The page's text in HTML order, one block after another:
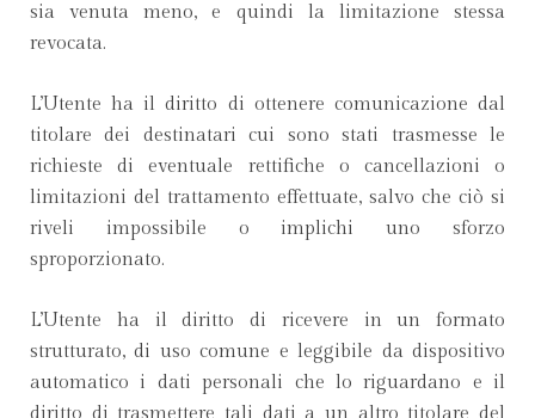
sia venuta meno, e quindi la limitazione stessa
revocata.
L’Utente ha il diritto di ottenere comunicazione dal
titolare dei destinatari cui sono stati trasmesse le
richieste di eventuale rettifiche o cancellazioni o
limitazioni del trattamento effettuate, salvo che ciò si
riveli impossibile o implichi uno sforzo
sproporzionato.
L’Utente ha il diritto di ricevere in un formato
strutturato, di uso comune e leggibile da dispositivo
automatico i dati personali che lo riguardano e il